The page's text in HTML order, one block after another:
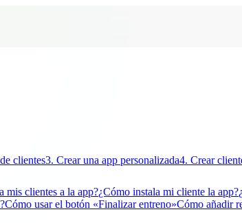
clientes3. Crear una app personalizada4. Crear
mis clientes a la app?¿Cómo instala mi cliente la app?
Cómo usar el botón «Finalizar entreno»Cómo añadir